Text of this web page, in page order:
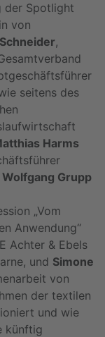
der Spotlight
von
,
seitens des
Harms
Wolfgang Grupp
„Vom
Anwendung“
Achter & Ebels
und Simone
von
der textilen
und wie
künftig